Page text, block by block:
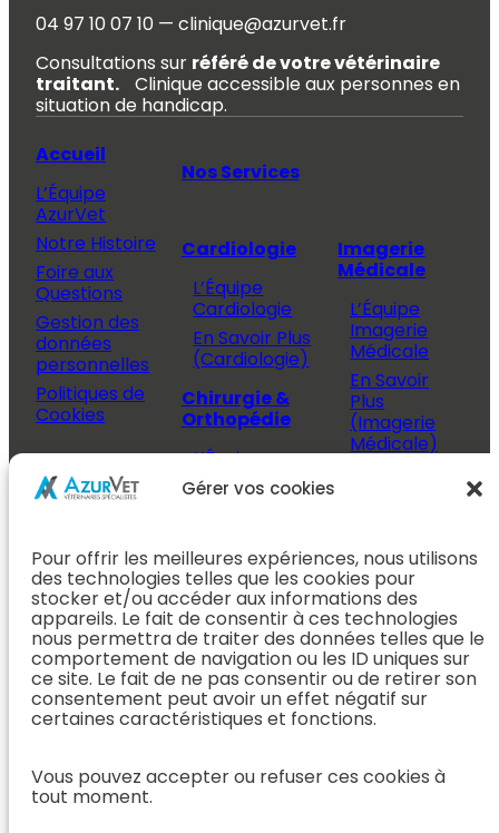
Gérer vos cookies
Pour offrir les meilleures expériences, nous utilisons
des technologies telles que les cookies pour
stocker et/ou accéder aux informations des
appareils. Le fait de consentir à ces technologies
nous permettra de traiter des données telles que le
comportement de navigation ou les ID uniques sur
ce site. Le fait de ne pas consentir ou de retirer son
consentement peut avoir un effet négatif sur
certaines caractéristiques et fonctions.
Vous pouvez accepter ou refuser ces cookies à
tout moment.
04 97 10 07 10 — clinique@azurvet.fr
Consultations sur référé de votre vétérinaire
traitant. Clinique accessible aux personnes en
situation de handicap.
Accueil
L’Équipe
AzurVet
Notre Histoire
Foire aux
Questions
Gestion des
données
personnelles
Politiques de
Cookies
Propriétaire
Prendre
rendez-vous
Après mon
rendez-vous
Espace
Vétérinaire
cas
Nous rejoindre
Nos Services
Cardiologie
L’Équipe
Cardiologie
En Savoir Plus
(Cardiologie)
Chirurgie &
Orthopédie
L’Équipe
Chirurgie &
Orthopédie
(Chirurgie &
Orthopédie)
Dentisterie &
ORL
L’Équipe
Dentisterie &
ORL
(Dentisterie &
ORL)
Imagerie
Médicale
L’Équipe
Imagerie
Médicale
En Savoir
Plus
(Imagerie
Médicale)
Médecine
Interne
En Savoir
Plus
(Médecine
Interne)
Neurologie
Neurologie